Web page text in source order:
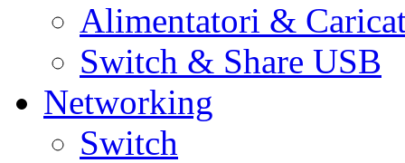
Alimentatori &
Switch & Share USB
Networking
Switch